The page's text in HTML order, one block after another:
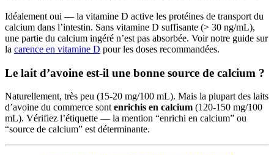
Idéalement oui — la vitamine D active les protéines de transport du
calcium dans l’intestin. Sans vitamine D suffisante (> 30 ng/mL),
une partie du calcium ingéré n’est pas absorbée. Voir notre guide sur
la carence en vitamine D pour les doses recommandées.
Le lait d’avoine est-il une bonne source de calcium ?
Naturellement, très peu (15-20 mg/100 mL). Mais la plupart des laits
d’avoine du commerce sontenrichis en calcium (120-150 mg/100
mL). Vérifiez l’étiquette — la mention “enrichi en calcium” ou
“source de calcium” est déterminante.